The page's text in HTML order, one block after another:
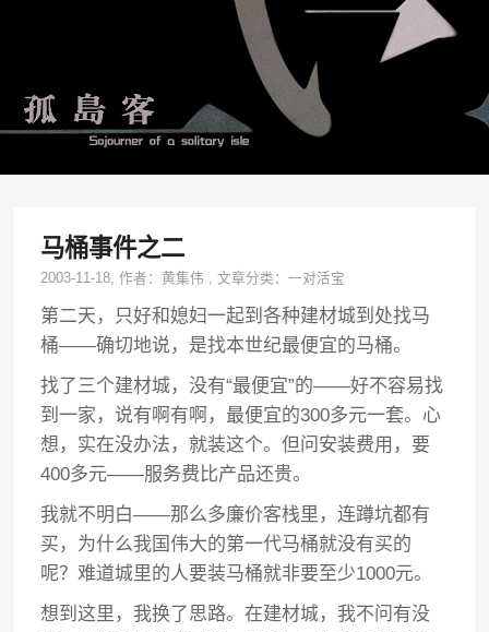
马桶事件之二
2003-11-18, 作者：黄集伟 ,文章分类：一对活宝
第二天，只好和媳妇一起到各种建材城到处找马
桶——确切地说，是找本世纪最便宜的马桶。
找了三个建材城，没有“最便宜”的——好不容易找
到一家，说有啊有啊，最便宜的300多元一套。心
想，实在没办法，就装这个。但问安装费用，要
400多元——服务费比产品还贵。
我就不明白——那么多廉价客栈里，连蹲坑都有
买，为什么我国伟大的第一代马桶就没有买的
呢？难道城里的人要装马桶就非要至少1000元。
想到这里，我换了思路。在建材城，我不问有没